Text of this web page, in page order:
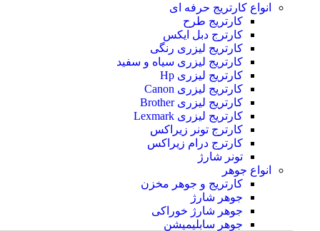
انواع کارتریج حرفه ای
کارتریج طرح
کارترج دبل ایکس
کارتریج لیزری رنگی
کارتریج لیزری سیاه و سفید
کارتریج لیزری Hp
کارتریج لیزری Canon
کارتریج لیزری Brother
کارتریج لیزری Lexmark
کارترج تونر زیراکس
کارترج درام زیراکس
تونر شارژ
انواع جوهر
کارتریج و جوهر مخزن
جوهر شارژ
جوهر شارژ خوراکی
جوهر سابلیمیشن